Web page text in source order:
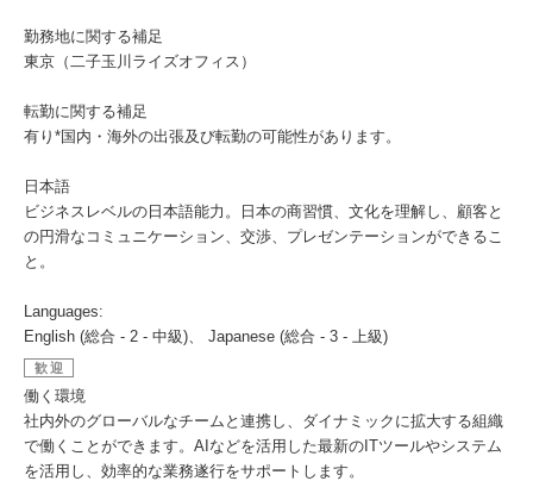
勤務地に関する補足
東京（二子玉川ライズオフィス）
転勤に関する補足
有り*国内・海外の出張及び転勤の可能性があります。
日本語
ビジネスレベルの日本語能力。日本の商習慣、文化を理解し、顧客と
の円滑なコミュニケーション、交渉、プレゼンテーションができるこ
と。
Languages:
English (総合 - 2 - 中級)、 Japanese (総合 - 3 - 上級)
歓迎
働く環境
社内外のグローバルなチームと連携し、ダイナミックに拡大する組織
で働くことができます。AIなどを活用した最新のITツールやシステム
を活用し、効率的な業務遂行をサポートします。